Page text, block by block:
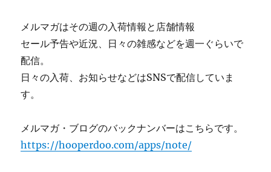
メルマガはその週の入荷情報と店舗情報
セール予告や近況、日々の雑感などを週一ぐらいで
配信。
日々の入荷、お知らせなどはSNSで配信していま
す。
メルマガ・ブログのバックナンバーはこちらです。
https://hooperdoo.com/apps/note/